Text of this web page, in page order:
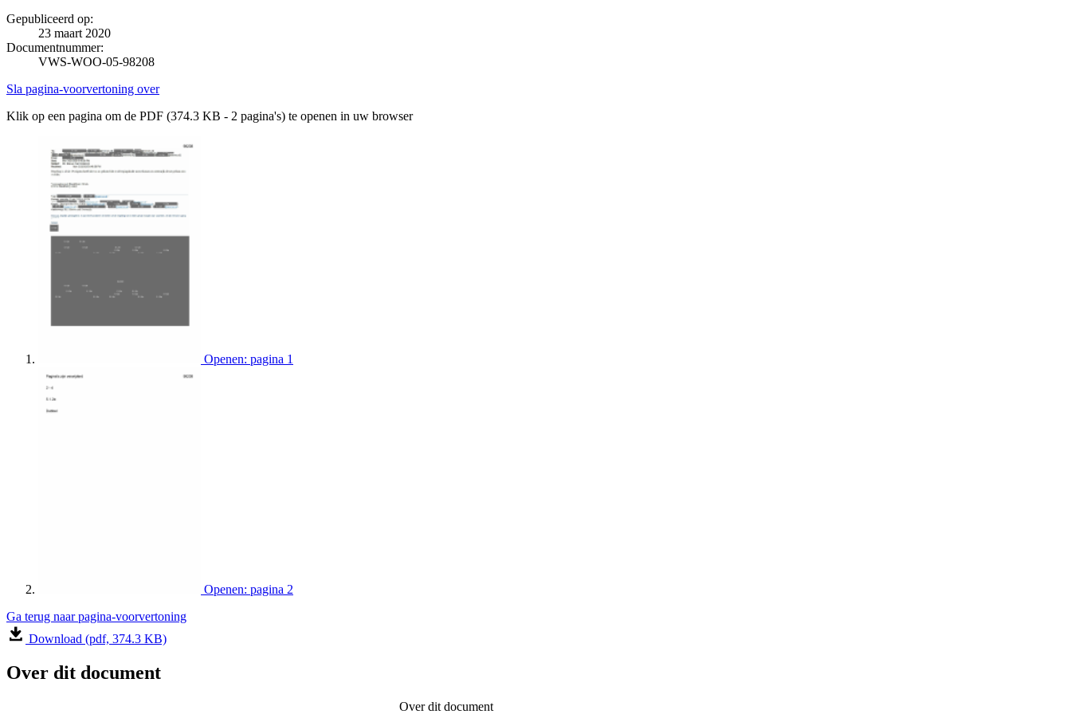
Gepubliceerd op:
23 maart 2020
Documentnummer:
VWS-WOO-05-98208
Sla pagina-voorvertoning over
Klik op een pagina om de PDF (374.3 KB - 2 pagina's) te openen in uw browser
Openen: pagina 1
Openen: pagina 2
Ga terug naar pagina-voorvertoning
Download (pdf, 374.3 KB)
Over dit document
Over dit document